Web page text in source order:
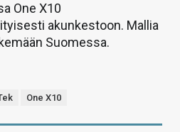
One X10
akunkestoon. Mallia
Suomessa.
One X10